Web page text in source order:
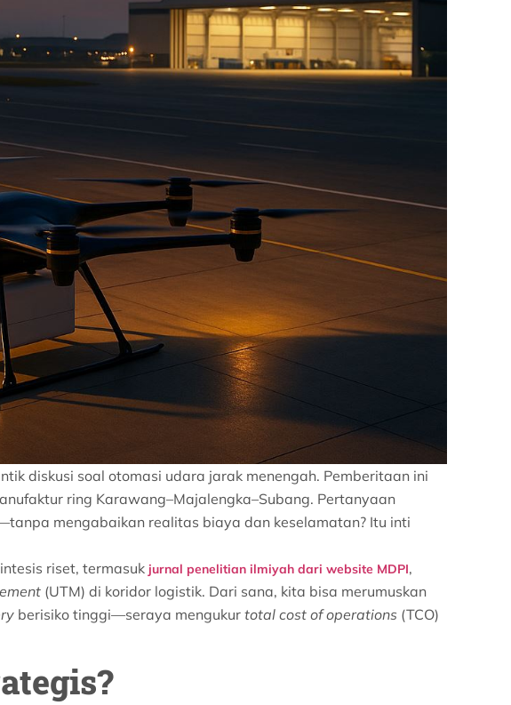
diskusi soal otomasi udara jarak menengah. Pemberitaan ini
ring Karawang–Majalengka–Subang. Pertanyaan
mengabaikan realitas biaya dan keselamatan? Itu inti
riset, termasuk jurnal penelitian ilmiyah dari website MDPI,
(UTM) di koridor logistik. Dari sana, kita bisa merumuskan
berisiko tinggi—seraya mengukur total cost of operations (TCO)